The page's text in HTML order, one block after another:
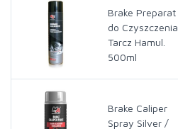
Brake Preparat
do Czyszczenia
Tarcz Hamul.
500ml
Brake Caliper
Spray Silver /